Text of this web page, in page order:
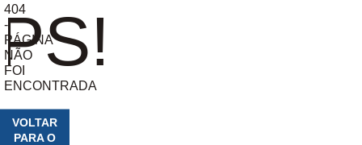
404
-
PÁGINA
NÃO
FOI
ENCONTRADA
VOLTAR
PARA O